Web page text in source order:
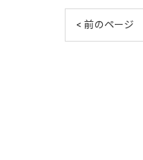
< 前のページ